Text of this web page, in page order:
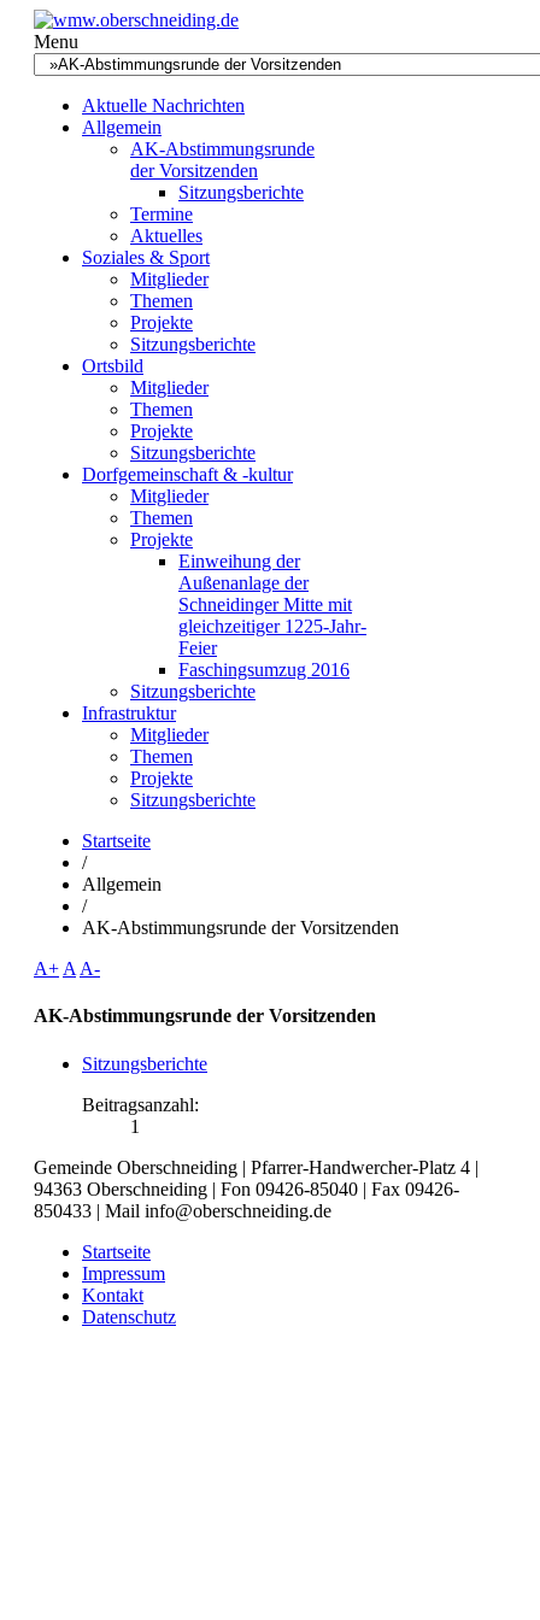
Menu
Aktuelle Nachrichten
Allgemein
AK-Abstimmungsrunde
der Vorsitzenden
Sitzungsberichte
Termine
Aktuelles
Soziales & Sport
Mitglieder
Themen
Projekte
Sitzungsberichte
Ortsbild
Mitglieder
Themen
Projekte
Sitzungsberichte
Dorfgemeinschaft & -kultur
Mitglieder
Themen
Projekte
Einweihung der
Außenanlage der
Schneidinger Mitte mit
gleichzeitiger 1225-Jahr-
Feier
Faschingsumzug 2016
Sitzungsberichte
Infrastruktur
Mitglieder
Themen
Projekte
Sitzungsberichte
Startseite
/
Allgemein
/
AK-Abstimmungsrunde der Vorsitzenden
A+ A A-
AK-Abstimmungsrunde der Vorsitzenden
Sitzungsberichte
Beitragsanzahl:
1
Gemeinde Oberschneiding | Pfarrer-Handwercher-Platz 4 |
94363 Oberschneiding | Fon 09426-85040 | Fax 09426-
850433 | Mail info@oberschneiding.de
Startseite
Impressum
Kontakt
Datenschutz